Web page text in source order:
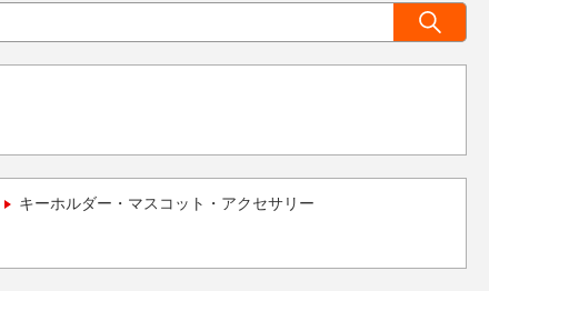
キーホルダー・マスコット・アクセサリー